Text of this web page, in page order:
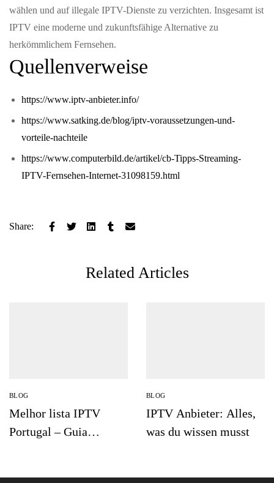
wählen und auf illegale IPTV-Dienste zu verzichten. Insgesamt ist
IPTV eine moderne und zukunftsfähige Alternative zu
herkömmlichem Fernsehen.
Quellenverweise
https://www.iptv-anbieter.info/
https://www.satking.de/blog/iptv-voraussetzungen-und-
vorteile-nachteile
https://www.computerbild.de/artikel/cb-Tipps-Streaming-
IPTV-Fernsehen-Internet-31098159.html
Share:
Related Articles
BLOG
Melhor lista IPTV
Portugal – Guia
BLOG
IPTV Anbieter: Alles,
was du wissen musst